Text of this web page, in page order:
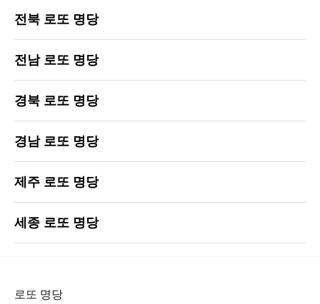
전북 로또 명당
전남 로또 명당
경북 로또 명당
경남 로또 명당
제주 로또 명당
세종 로또 명당
로또 명당